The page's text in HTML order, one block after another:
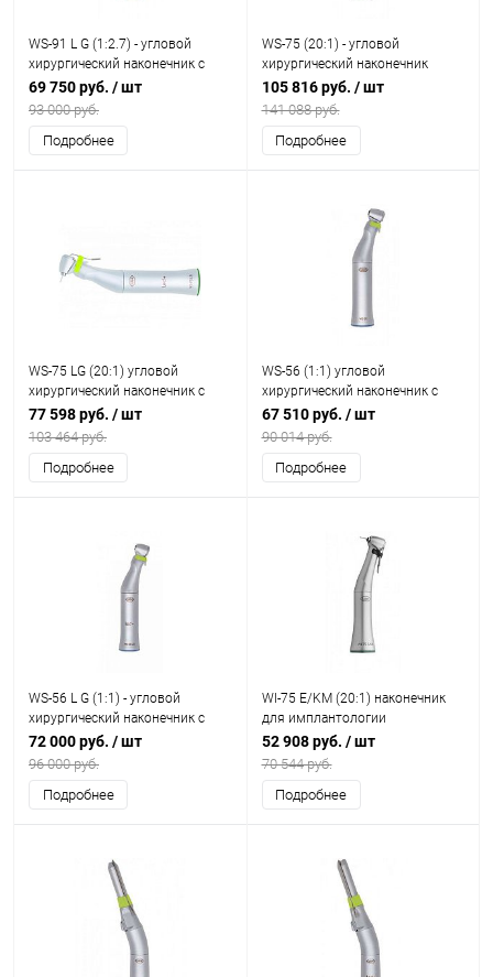
WS-91 L G (1:2.7) - угловой
хирургический наконечник с
генератором
69 750 руб. / шт
93 000 руб.
Подробнее
WS-75 (20:1) - угловой
хирургический наконечник
105 816 руб. / шт
141 088 руб.
Подробнее
WS-75 LG (20:1) угловой
хирургический наконечник с
генератором
77 598 руб. / шт
103 464 руб.
Подробнее
WS-56 (1:1) угловой
хирургический наконечник с
внешним спреем, 1:1
67 510 руб. / шт
90 014 руб.
Подробнее
WS-56 L G (1:1) - угловой
хирургический наконечник с
генератором света
72 000 руб. / шт
96 000 руб.
Подробнее
WI-75 E/KM (20:1) наконечник
для имплантологии
52 908 руб. / шт
70 544 руб.
Подробнее